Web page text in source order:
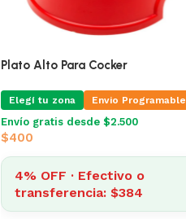
Comedero Capacidad 2 Litros
Elegí tu zona Envio Programable
Envío gratis desde $2.500
$610
4% OFF · Efectivo o
transferencia: $586